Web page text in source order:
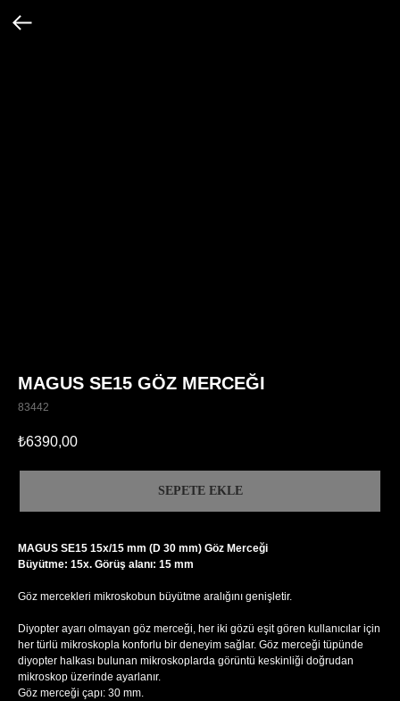
MAGUS SE15 GÖZ MERCEĞI
83442
₺6390,00
SEPETE EKLE
MAGUS SE15 15х/15 mm (D 30 mm) Göz Merceği
Büyütme: 15x. Görüş alanı: 15 mm
Göz mercekleri mikroskobun büyütme aralığını genişletir.
Diyopter ayarı olmayan göz merceği, her iki gözü eşit gören kullanıcılar için
her türlü mikroskopla konforlu bir deneyim sağlar. Göz merceği tüpünde
diyopter halkası bulunan mikroskoplarda görüntü keskinliği doğrudan
mikroskop üzerinde ayarlanır.
Göz merceği çapı: 30 mm.